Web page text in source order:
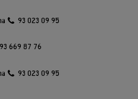
93 023 09 95
93 669 87 76
93 023 09 95